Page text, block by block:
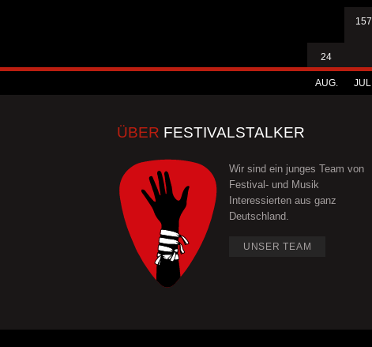
24
AUG.
157
JULI
ÜBER FESTIVALSTALKER
Wir sind ein junges Team von
Festival- und Musik
Interessierten aus ganz
Deutschland.
UNSER TEAM